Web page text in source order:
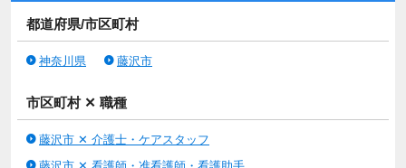
都道府県/市区町村
神奈川県 藤沢市
市区町村 ✕ 職種
藤沢市 ✕ 介護士・ケアスタッフ